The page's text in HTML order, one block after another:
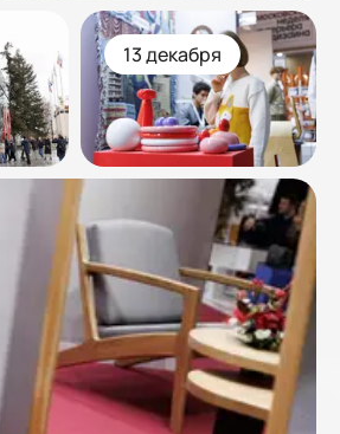
13 декабря